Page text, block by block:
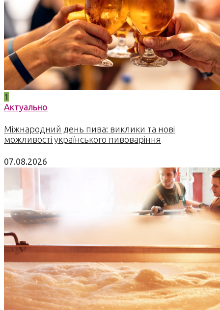
1
Актуально
Міжнародний день пива: виклики та нові
можливості українського пивоваріння
07.08.2026